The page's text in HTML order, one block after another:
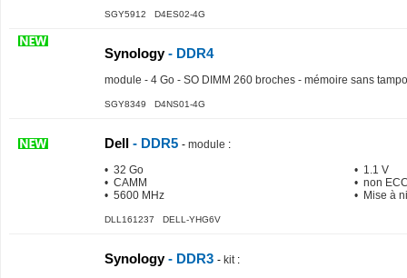
SGY5912 D4ES02-4G
Synology- DDR4
module - 4 Go - SO DIMM 260 broches - mémoire sans
SGY8349 D4NS01-4G
Dell - DDR5 - module :
• 32 Go
• CAMM
• 5600 MHz
• 1.1 V
• non
• Mise à
DLL161237 DELL-YHG6V
Synology- DDR3 - kit: